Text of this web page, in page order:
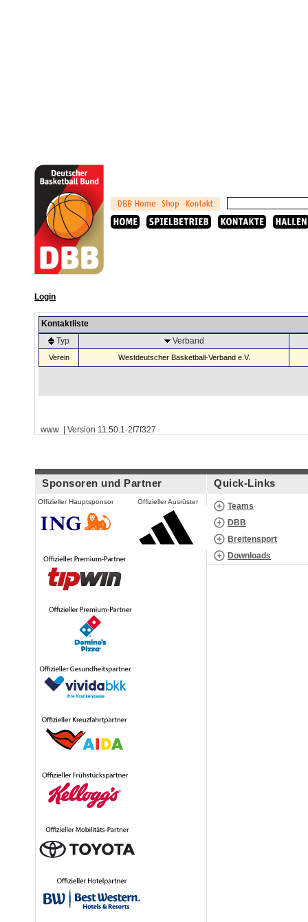
Login
Kontaktliste
Typ
Verband
Verein Westdeutscher Basketball-Verband e.V.
www | Version 11.50.1-2f7f327
Sponsoren und Partner
Offizieller Hauptsponsor Offizieller Ausrüster
Quick-Links
Teams
DBB
Breitensport
Downloads